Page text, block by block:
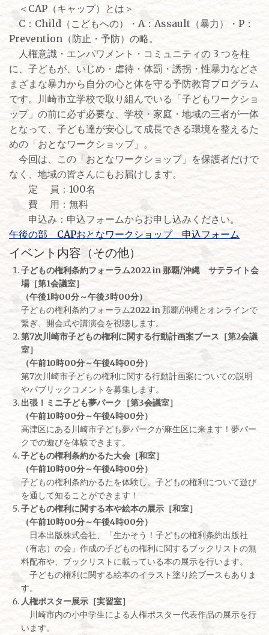
＜CAP（キャップ）とは＞
C：Child（こどもへの）・A：Assault（暴力）・P：
Prevention（防止・予防）の略。
人権意識・エンパワメント・コミュニティの 3 つを柱
に、子どもが、いじめ・虐待・体罰・誘拐・性暴力などさ
まざまな暴力から自分の心と体を守る予防教育プログラム
です。川崎市立学校で取り組んでいる「子どもワークショ
ップ」の前に必ず必要な、学校・家庭・地域の三者が一体
となって、子ども達が安心して成長できる環境を整えるた
めの「おとなワークショップ」。
今回は、この「おとなワークショップ」を保護者だけで
なく、地域の皆さんにもお届けします。
定 員：100名
費 用：無料
申込み：申込フォームからお申し込みください。
午後の部 CAPおとなワークショップ 申込フォーム
イベント内容（その他）
子どもの権利条約フォーラム2022 in 那覇/沖縄 サテライト会
場［第1会議室］
（午後1時00分～午後3時00分）
子どもの権利条約フォーラム2022 in 那覇/沖縄とオンラインで
繋ぎ、開会式や講演会を視聴します。
第7次川崎市子どもの権利に関する行動計画案ブース［第2会議
室］
（午前10時00分～午後4時00分）
第7次川崎市子どもの権利に関する行動計画案についての説明
やパブリックコメントを募集します。
出張！ミニ子ども夢パーク［第3会議室］
（午前10時00分～午後4時00分）
高津区にある川崎市子ども夢パークが麻生区に来ます！夢パー
クでの遊びを体験できます。
子どもの権利条約かるた大会［和室］
（午前10時00分～午後4時00分）
子どもの権利条約かるたを体験し、子どもの権利について遊び
を通して知ることができます！
子どもの権利に関する本や絵本の展示［和室］
（午前10時00分～午後4時00分）
日本出版株式会社、「生かそう！子どもの権利条約出版社
（有志）の会」作成の子どもの権利に関するブックリストの無
料配布や、ブックリストに載っている本の展示を行います。
子どもの権利に関する絵本のイラスト塗り絵ブースもありま
す。
人権ポスター展示［実習室］
川崎市内の小中学生による人権ポスター代表作品の展示を行
います。